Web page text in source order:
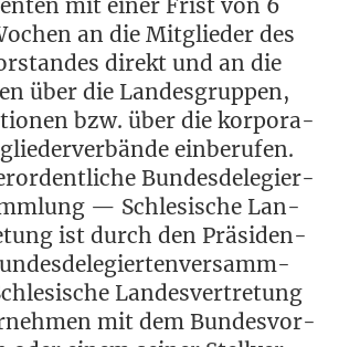
mit einer Frist von 6
an die Mit­glie­der des
direkt und an die
über die Lan­des­grup­pen,
bzw. über die kor­po­ra­
einberufen.
Bun­des­de­le­gier­
— Schle­si­sche Lan­
ist durch den Prä­si­den­
Lan­des­ver­tre­tung
mit dem Bun­des­vor­